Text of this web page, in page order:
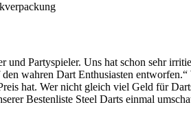
Partyspieler. Uns hat schon sehr
wahren Dart Enthusiasten
hat. Wer nicht gleich viel Geld für
Bestenliste Steel Darts einmal